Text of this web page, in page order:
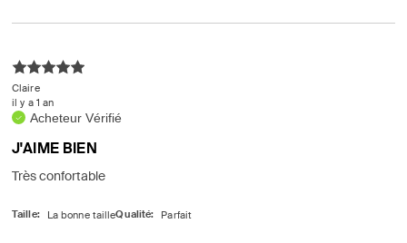
J'AIME BIEN
il y a 1 an
Claire
Acheteur Vérifié
Très confortable
Taille Qualité